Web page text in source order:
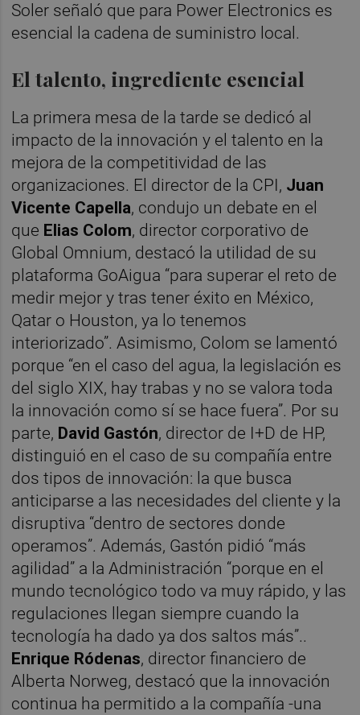
Soler señaló que para Power Electronics es
esencial la cadena de suministro local.
El talento, ingrediente esencial
La primera mesa de la tarde se dedicó al
impacto de la innovación y el talento en la
mejora de la competitividad de las
organizaciones. El director de la CPI, Juan
Vicente Capella, condujo un debate en el
que Elias Colom, director corporativo de
Global Omnium, destacó la utilidad de su
plataforma GoAigua “para superar el reto de
medir mejor y tras tener éxito en México,
Qatar o Houston, ya lo tenemos
interiorizado”. Asimismo, Colom se lamentó
porque “en el caso del agua, la legislación es
del siglo XIX, hay trabas y no se valora toda
la innovación como sí se hace fuera”. Por su
parte, David Gastón, director de I+D de HP,
distinguió en el caso de su compañía entre
dos tipos de innovación: la que busca
anticiparse a las necesidades del cliente y la
disruptiva “dentro de sectores donde
operamos”. Además, Gastón pidió “más
agilidad” a la Administración “porque en el
mundo tecnológico todo va muy rápido, y las
regulaciones llegan siempre cuando la
tecnología ha dado ya dos saltos más”..
Enrique Ródenas, director financiero de
Alberta Norweg, destacó que la innovación
continua ha permitido a la compañía -una